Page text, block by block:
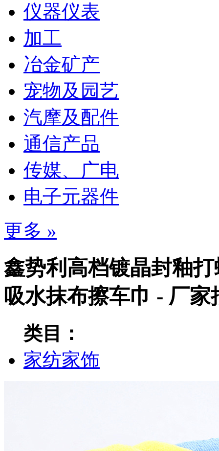
仪器仪表
加工
冶金矿产
宠物及园艺
汽摩及配件
通信产品
传媒、广电
电子元器件
更多 »
鑫势利高档镀晶封釉
吸水抹布擦车巾 - 厂家
类目：
家纺家饰